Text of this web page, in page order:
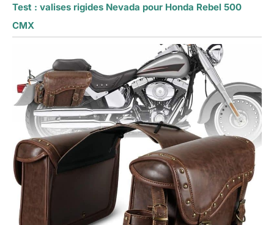
Test : valises rigides Nevada pour Honda Rebel 500
CMX